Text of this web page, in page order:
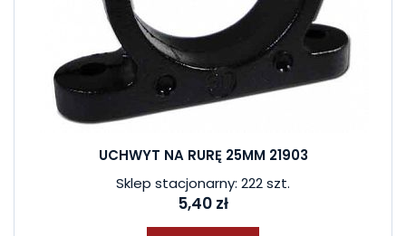
UCHWYT NA RURĘ 25MM 21903
Sklep stacjonarny: 222 szt.
5,40 zł